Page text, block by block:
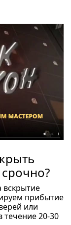
вскрытие
прибытие
или
течение 20-30